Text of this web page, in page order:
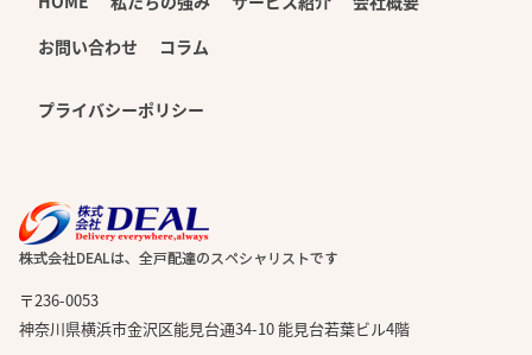
お問い合わせ
コラム
プライバシーポリシー
〒236-0053
神奈川県横浜市金沢区能見台通34-10 能見台若葉ビル4階